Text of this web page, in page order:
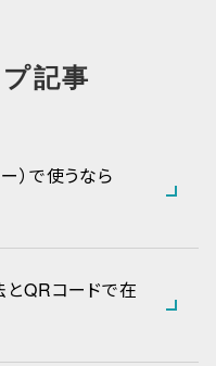
記事
）で使うなら
QRコードで在